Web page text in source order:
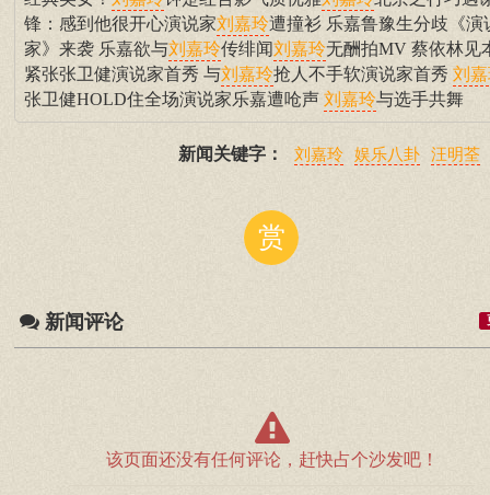
锋：感到他很开心演说家刘嘉玲遭撞衫 乐嘉鲁豫生分歧《演
家》来袭 乐嘉欲与刘嘉玲传绯闻刘嘉玲无酬拍MV 蔡依林见
紧张张卫健演说家首秀 与刘嘉玲抢人不手软演说家首秀 刘
张卫健HOLD住全场演说家乐嘉遭呛声 刘嘉玲与选手共舞
新闻关键字： 刘嘉玲 娱乐八卦 汪明荃
赏
新闻评论
该页面还没有任何评论，赶快占个沙发吧！